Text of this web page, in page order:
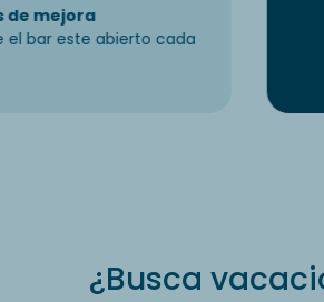
de mejora
el bar este abierto cada
¿Busca